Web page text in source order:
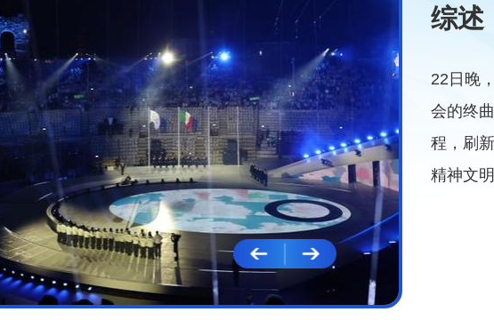
综述
22日晚，意大利维罗纳竞技场华灯
会的终曲在这里奏响。中国代表团
程，刷新了我国境外参加冬奥会的
精神文明双丰收。